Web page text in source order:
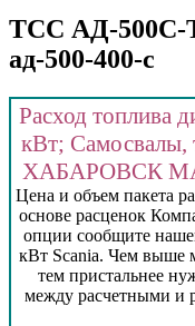
ТСС АД-500С-
ад-500-400-c
Расход топлива
кВт;
ХАБАРОВСК
Цена и объем пакета
основе расценок
опции сообщите
кВт Scania. Чем выше
тем пристальнее
между расчетными и